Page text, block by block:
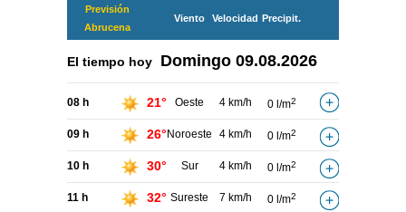
Previsión
Abrucena
Viento Velocidad Precipit.
El tiempo hoy Domingo 09.08.2026
08 h 21° Oeste 4 km/h 0 l/m2
09 h 26° Noroeste 4 km/h 0 l/m2
10 h 30° Sur 4 km/h 0 l/m2
11 h 32° Sureste 7 km/h 0 l/m2